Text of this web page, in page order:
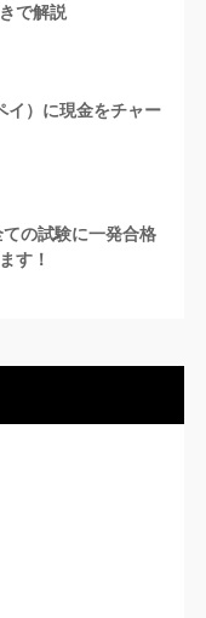
で解説
イ）に現金をチャー
ての試験に一発合格
す！